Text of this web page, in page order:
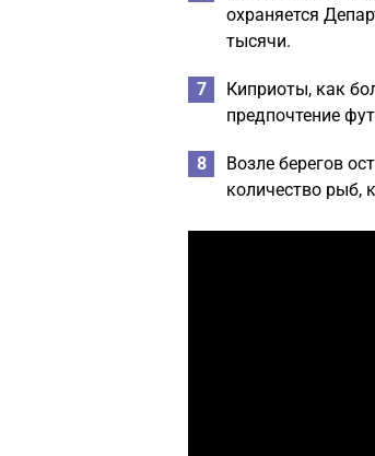
охраняется
тысячи.
Киприоты, как
предпочтение
Возле берегов
количество рыб,